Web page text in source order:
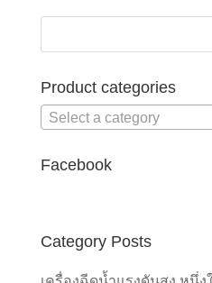
฿15,622.00.฿
Product categories
Select a category
Facebook
Category Posts